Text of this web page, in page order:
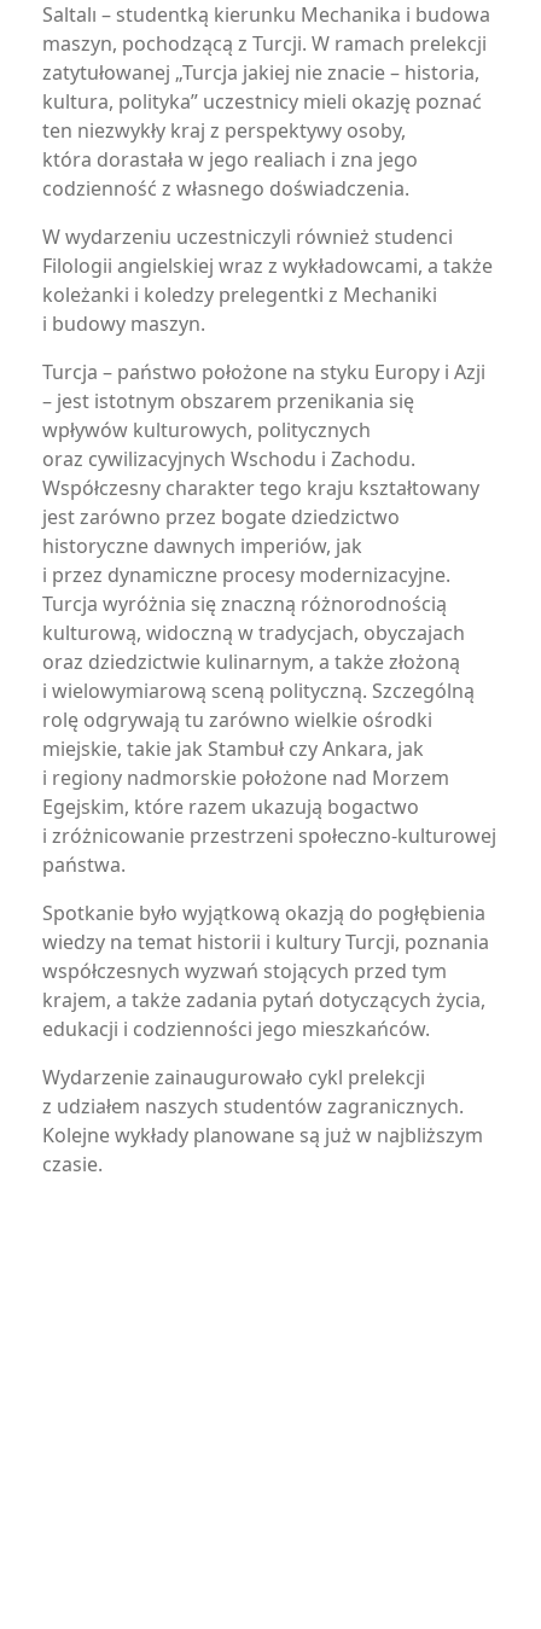
Saltalı – studentką kierunku Mechanika i budowa
maszyn, pochodzącą z Turcji. W ramach prelekcji
zatytułowanej „Turcja jakiej nie znacie – historia,
kultura, polityka” uczestnicy mieli okazję poznać
ten niezwykły kraj z perspektywy osoby,
która dorastała w jego realiach i zna jego
codzienność z własnego doświadczenia.
W wydarzeniu uczestniczyli również studenci
Filologii angielskiej wraz z wykładowcami, a także
koleżanki i koledzy prelegentki z Mechaniki
i budowy maszyn.
Turcja – państwo położone na styku Europy i Azji
– jest istotnym obszarem przenikania się
wpływów kulturowych, politycznych
oraz cywilizacyjnych Wschodu i Zachodu.
Współczesny charakter tego kraju kształtowany
jest zarówno przez bogate dziedzictwo
historyczne dawnych imperiów, jak
i przez dynamiczne procesy modernizacyjne.
Turcja wyróżnia się znaczną różnorodnością
kulturową, widoczną w tradycjach, obyczajach
oraz dziedzictwie kulinarnym, a także złożoną
i wielowymiarową sceną polityczną. Szczególną
rolę odgrywają tu zarówno wielkie ośrodki
miejskie, takie jak Stambuł czy Ankara, jak
i regiony nadmorskie położone nad Morzem
Egejskim, które razem ukazują bogactwo
i zróżnicowanie przestrzeni społeczno-kulturowej
państwa.
Spotkanie było wyjątkową okazją do pogłębienia
wiedzy na temat historii i kultury Turcji, poznania
współczesnych wyzwań stojących przed tym
krajem, a także zadania pytań dotyczących życia,
edukacji i codzienności jego mieszkańców.
Wydarzenie zainaugurowało cykl prelekcji
z udziałem naszych studentów zagranicznych.
Kolejne wykłady planowane są już w najbliższym
czasie.